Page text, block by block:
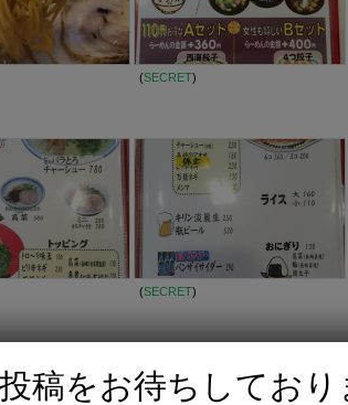
(SECRET)
(SECRET)
稿をお待ちしており